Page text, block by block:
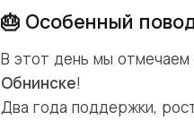
🎂 Особенный
В этот день мы отмечаем
Обнинске!
Два года поддержки,